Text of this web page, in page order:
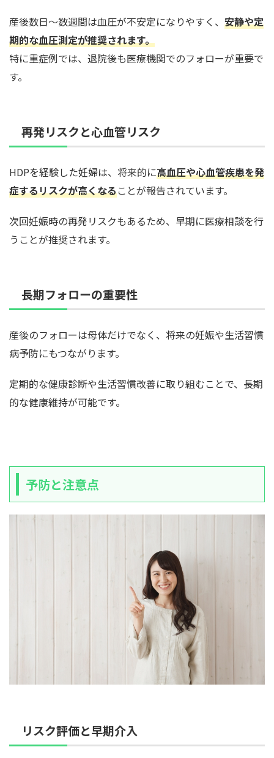
産後数日〜数週間は血圧が不安定になりやすく、 安静や定
期的な血圧測定が推奨されます。
特に重症例では、退院後も医療機関でのフォローが重要で
す。
再発リスクと心血管リスク
HDPを経験した妊婦は、将来的に高血圧や心血管疾患を発
症するリスクが高くなることが報告されています。
次回妊娠時の再発リスクもあるため、早期に医療相談を行
うことが推奨されます。
長期フォローの重要性
産後のフォローは母体だけでなく、将来の妊娠や生活習慣
病予防にもつながります。
定期的な健康診断や生活習慣改善に取り組むことで、長期
的な健康維持が可能です。
予防と注意点
リスク評価と早期介入